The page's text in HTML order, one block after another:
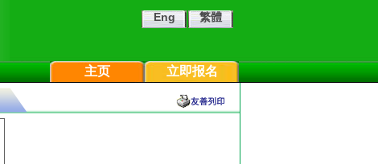
繁體
Eng
立即报名
主页